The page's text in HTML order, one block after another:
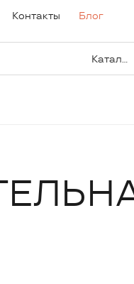
Контакты Блог
Каталог